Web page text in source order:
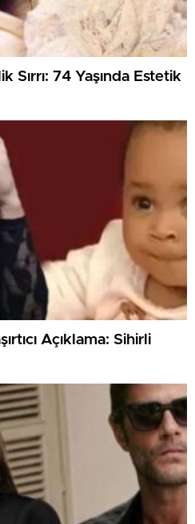
Sırrı: 74 Yaşında Estetik
Açıklama: Sihirli